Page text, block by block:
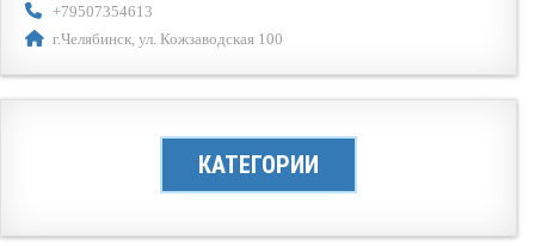
+79507354613
г.Челябинск, ул. Кожзаводская 100
КАТЕГОРИИ